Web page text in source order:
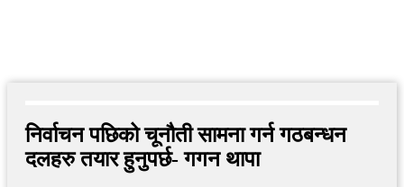
निर्वाचन पछिको चूनौती सामना गर्न गठबन्धन
दलहरु तयार हुनुपर्छ- गगन थापा